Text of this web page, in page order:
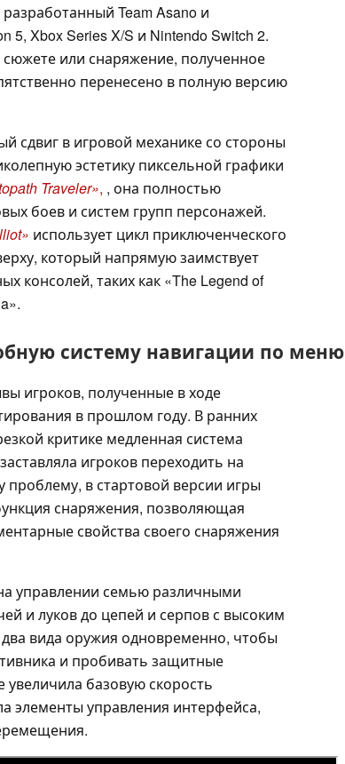
Team Asano и
5, Xbox Series X/S и Nintendo Switch 2.
или снаряжение, полученное
перенесено в полную версию
сдвиг в игровой механике со стороны
эстетику пиксельной графики
Traveler», , она полностью
боев и систем групп персонажей.
использует цикл приключенческого
который напрямую заимствует
консолей, таких как «The Legend of
систему навигации по меню
игроков, полученные в ходе
в прошлом году. В ранних
критике медленная система
игроков переходить на
проблему, в стартовой версии игры
снаряжения, позволяющая
свойства своего снаряжения
управлении семью различными
и луков до цепей и серпов с высоким
вида оружия одновременно, чтобы
и пробивать защитные
базовую скорость
элементы управления интерфейса,